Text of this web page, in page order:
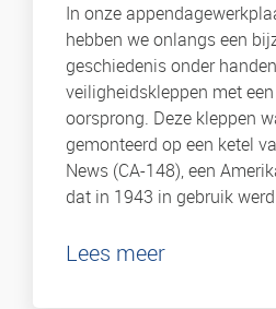
In onze
hebben we onlangs een
geschiedenis onder
veiligheidskleppen met
oorsprong. Deze kleppen
gemonteerd op een ketel
News (CA-148), een
dat in 1943 in gebruik
Lees meer